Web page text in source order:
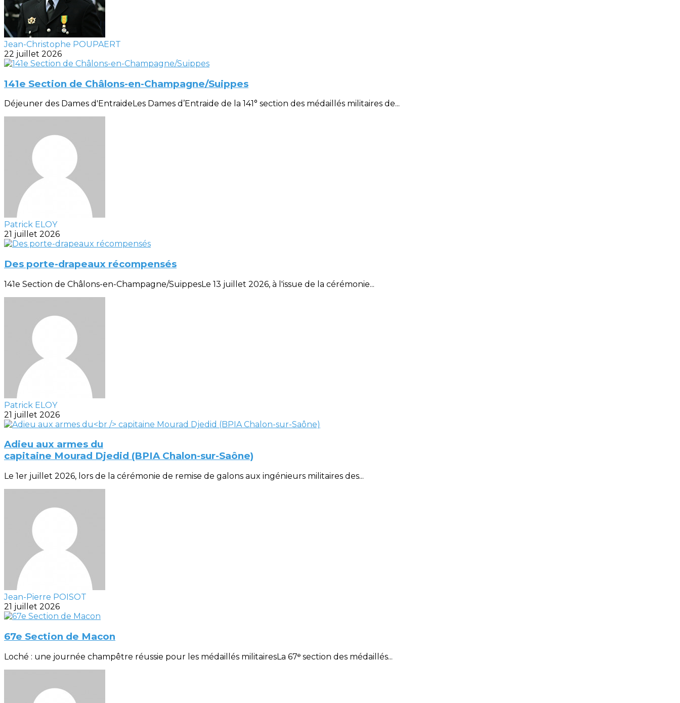
Jean-Christophe POUPAERT
22 juillet 2026
141e Section de Châlons-en-Champagne/Suippes
Déjeuner des Dames d'EntraideLes Dames d’Entraide de la 141° section des médaillés militaires de...
Patrick ELOY
21 juillet 2026
Des porte-drapeaux récompensés
141e Section de Châlons-en-Champagne/SuippesLe 13 juillet 2026, à l'issue de la cérémonie...
Patrick ELOY
21 juillet 2026
Adieu aux armes du
capitaine Mourad Djedid (BPIA Chalon-sur-Saône)
Le 1er juillet 2026, lors de la cérémonie de remise de galons aux ingénieurs militaires des...
Jean-Pierre POISOT
21 juillet 2026
67e Section de Macon
Loché : une journée champêtre réussie pour les médaillés militairesLa 67ᵉ section des médaillés...